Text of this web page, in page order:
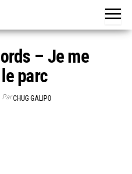
– Je me
parc
ParCHUG GALIPO